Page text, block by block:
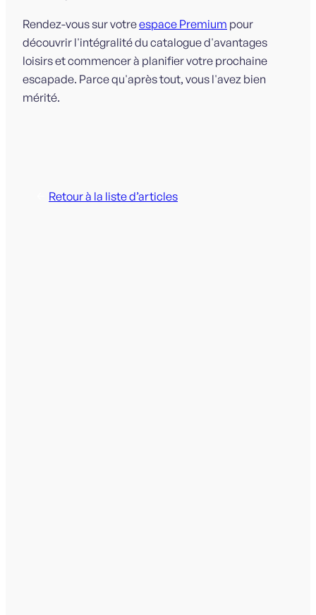
Rendez-vous sur votreespace Premium pour
découvrir l'intégralité du catalogue d'avantages
loisirs et commencer à planifier votre prochaine
escapade. Parce qu'après tout, vous l'avez bien
mérité.
Retour à la liste d’articles